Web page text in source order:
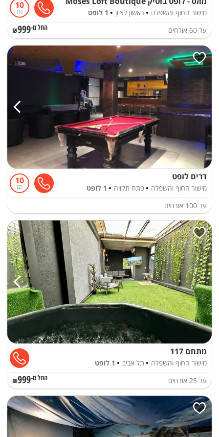
מישור החוף והשפלה ראשון לציון 1 לופט
10
1
עד 60 אורחים החל מ-₪999
דרים לופט
מישור החוף והשפלה פתח תקווה 1 לופט
10
2
עד 100 אורחים
מתחם 117
מישור החוף והשפלה תל אביב
1 לופט
עד 25 אורחים החל מ-₪999